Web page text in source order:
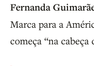
Fernanda
Marca para a
começa “na cabeça